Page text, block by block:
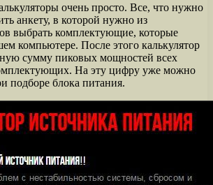
очень просто. Все, что нужно
анкету, в которой нужно из
выбрать комплектующие, которые
компьютере. После этого калькулятор
сумму пиковых мощностей всех
На эту цифру уже можно
подборе блока питания.